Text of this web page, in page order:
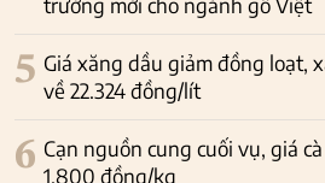
5 Giá xăng dầu giảm đồng loạt,
về 22.324 đồng/lít
6 Cạn nguồn cung cuối vụ, giá
1.800 đồng/kg